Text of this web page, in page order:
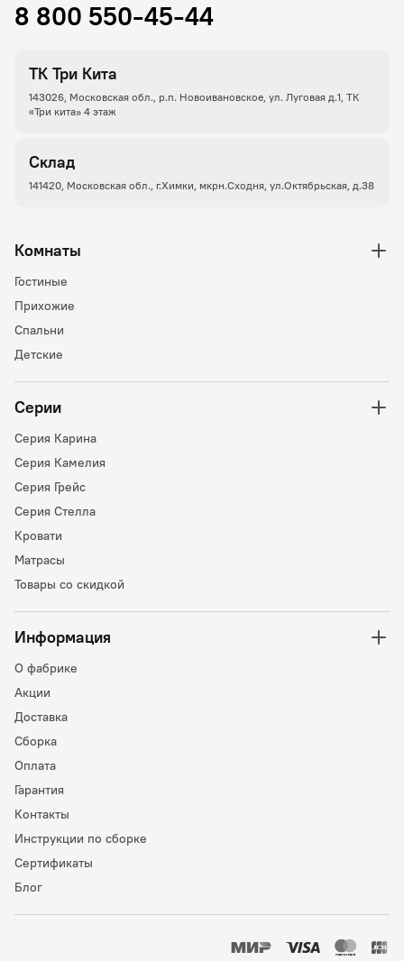
ТК Три Кита
143026, Московская обл., р.п. Новоивановское, ул. Луговая д.1, ТК
«Три кита» 4 этаж
Склад
141420, Московская обл., г.Химки, мкрн.Сходня, ул.Октябрьская, д.38
8 800 550-45-44
Комнаты
Гостиные
Прихожие
Спальни
Детские
Серии
Серия Карина
Серия Камелия
Серия Грейс
Серия Стелла
Кровати
Матрасы
Товары со скидкой
Информация
О фабрике
Акции
Доставка
Сборка
Оплата
Гарантия
Контакты
Инструкции по сборке
Сертификаты
Блог